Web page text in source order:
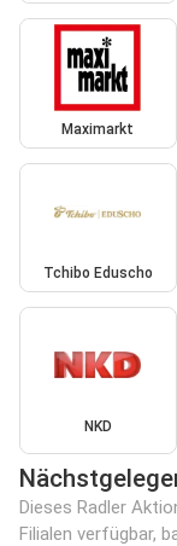
Maximarkt
Tchibo Eduscho
NKD
Dieses Radler
Filialen verfügbar,